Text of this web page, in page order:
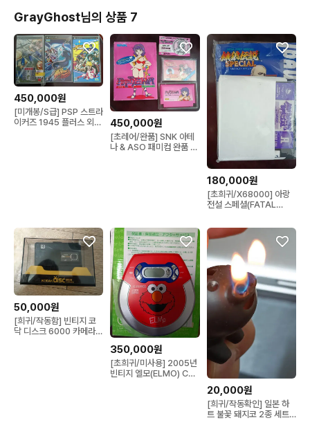
GrayGhost님의 상품 7
450,000원
[미개봉/S급] PSP 스트라
이커즈 1945 플러스 외
450,000원
[초레어/완품] SNK 아테
나 & ASO 패미컴 완품 +
180,000원
[초희귀/X68000] 아랑
전설 스페셜(FATAL
50,000원
[희귀/작동함] 빈티지 코
닥 디스크 6000 카메라
350,000원
[초희귀/미사용] 2005년
빈티지 엘모(ELMO) CD
20,000원
[희귀/작동확인] 일본 하
트 불꽃 돼지코 2종 세트